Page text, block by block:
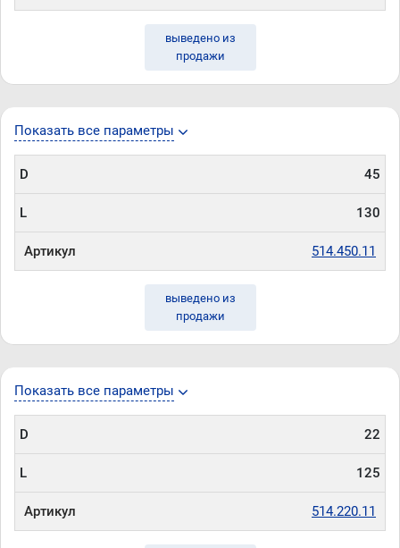
выведено из
продажи
Показать все параметры
D 45
L 130
Артикул 514.450.11
выведено из
продажи
Показать все параметры
D 22
L 125
Артикул 514.220.11